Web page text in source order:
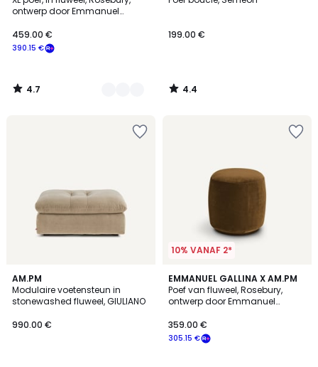
ontwerp door Emmanuel
390.15 €
459.00 €
Kleuren
4.7
/
199.00 €
4.4
/
AM.PM
Modulaire voetensteun in
stonewashed fluweel, GIULIANO
990.00 €
3
Kleuren
10% VANAF 2*
EMMANUEL GALLINA X AM.PM
Poef van fluweel, Rosebury,
ontwerp door Emmanuel
305.15 €
359.00 €
4
/
5
9
Kleuren